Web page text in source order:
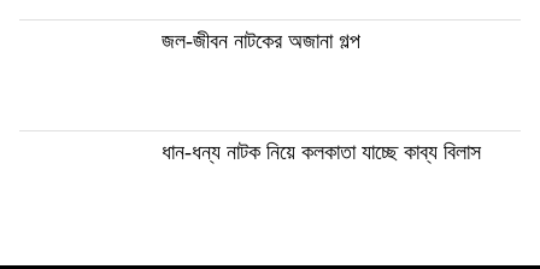
জল-জীবন নাটকের অজানা গল্প
ধান-ধন্য নাটক নিয়ে কলকাতা যাচ্ছে কাব্য বিলাস